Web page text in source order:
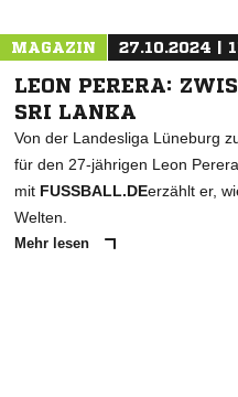
MAGAZIN 27.10.2024 |
LEON PERERA:
SRI LANKA
Von der Landesliga Lüneburg
für den 27-jährigen Leon
mit FUSSBALL.DEerzählt er,
Welten.
Mehr lesen